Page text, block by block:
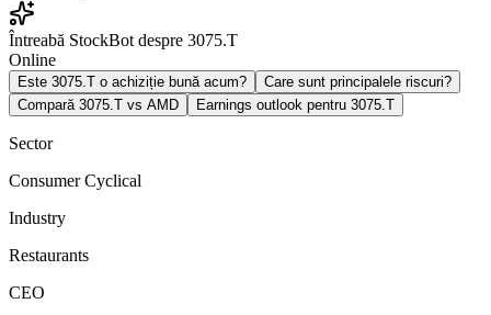
Întreabă StockBot despre 3075.T
Online
Este 3075.T o achiziție bună acum?
Care sunt principalele riscuri?
Compară 3075.T vs AMD
Earnings outlook pentru 3075.T
Sector
Consumer Cyclical
Industry
Restaurants
CEO